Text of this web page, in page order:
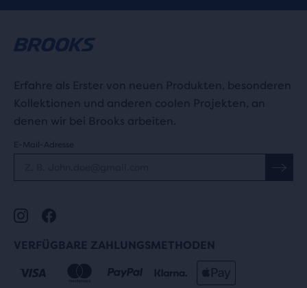
Erfahre als Erster von neuen Produkten, besonderen
Kollektionen und anderen coolen Projekten, an
denen wir bei Brooks arbeiten.
E-Mail-Adresse
VERFÜGBARE ZAHLUNGSMETHODEN